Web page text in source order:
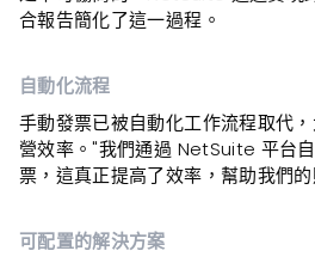
合報告簡化了這一過程。
自動化流程
手動發票已被自動化工作流程取代
營效率。"我們通過 NetSuite 平台
票，這真正提高了效率，幫助我們
可配置的解決方案